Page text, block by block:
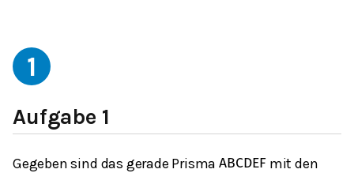
1
Aufgabe 1
Gegeben sind das gerade PrismaABCDEF mit den